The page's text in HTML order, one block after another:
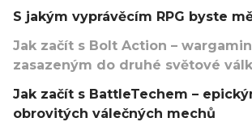
S jakým vyprávěcím RPG byste
Jak začít s Bolt Action –
zasazeným do druhé světové
Jak začít s BattleTechem –
obrovitých válečných mechů